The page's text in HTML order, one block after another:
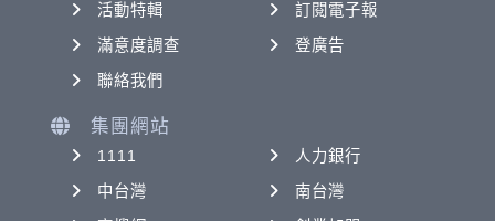
活動特輯
訂閱電子報
滿意度調查
登廣告
聯絡我們
集團網站
1111
人力銀行
中台灣
南台灣